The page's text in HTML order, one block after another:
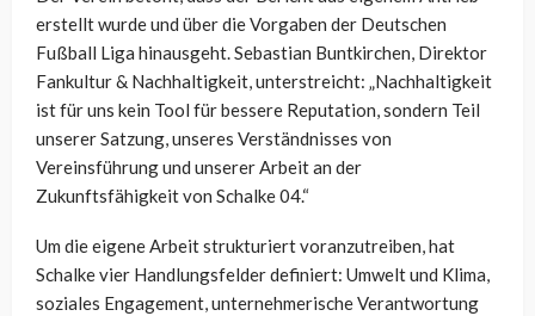
erstellt wurde und über die Vorgaben der Deutschen
Fußball Liga hinausgeht. Sebastian Buntkirchen, Direktor
Fankultur & Nachhaltigkeit, unterstreicht: „Nachhaltigkeit
ist für uns kein Tool für bessere Reputation, sondern Teil
unserer Satzung, unseres Verständnisses von
Vereinsführung und unserer Arbeit an der
Zukunftsfähigkeit von Schalke 04.“
Um die eigene Arbeit strukturiert voranzutreiben, hat
Schalke vier Handlungsfelder definiert: Umwelt und Klima,
soziales Engagement, unternehmerische Verantwortung